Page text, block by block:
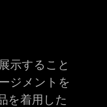
示すること
ジメントを
を着用した